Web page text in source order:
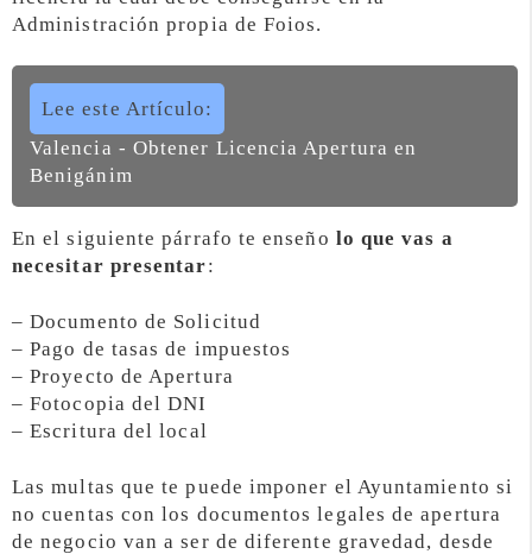
Administración propia de Foios.
Lee este Artículo:
Valencia - Obtener Licencia Apertura en
Benigánim
En el siguiente párrafo te enseño lo que vas a
necesitar presentar:
– Documento de Solicitud
– Pago de tasas de impuestos
– Proyecto de Apertura
– Fotocopia del DNI
– Escritura del local
Las multas que te puede imponer el Ayuntamiento si
no cuentas con los documentos legales de apertura
de negocio van a ser de diferente gravedad, desde